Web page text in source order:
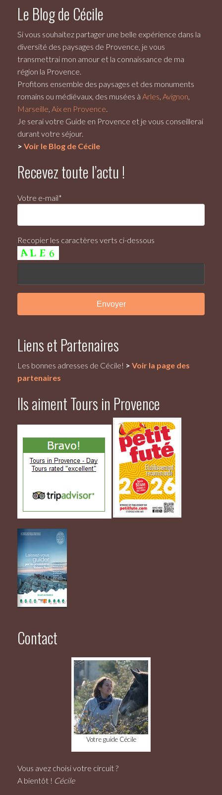
Le Blog de Cécile
Si vous souhaitez partager une belle expérience dans la
diversité des paysages de Provence, je vous
transmettrai mon amour et la connaissance de ma
région la Provence.
Profitons ensemble des paysages et des monuments
romains ou médiévaux, des musées à Arles, Avignon,
Marseille, Aix en Provence.
Je serai votre Guide en Provence et je vous conseillerai
durant votre séjour.
> Voir le Blog de Cécile
Recevez toute l’actu !
Votre e-mail*
Recopier les caractères verts ci-dessous
Liens et Partenaires
Les bonnes adresses de Cécile! > Voir la page des
partenaires
Ils aiment Tours in Provence
Contact
Votre guide Cécile
Vous avez choisi votre circuit ?
A bientôt ! Cécile